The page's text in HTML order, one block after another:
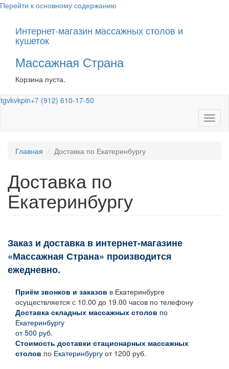
Перейти к основному содержанию
Интернет-магазин массажных столов и
кушеток
Массажная Страна
Корзина пуста.
tgvkvkpin+7 (912) 610-17-50
Главная Доставка по Екатеринбургу
Доставка по
Екатеринбургу
Заказ и доставка в интернет-магазине
«Массажная Страна» производится
ежедневно.
Приём звонков и заказов в Екатеринбурге
осуществляется с 10.00 до 19.00 часов по телефону
Доставка складных массажных столов по
Екатеринбургу
от 500 руб.
Стоимость доставки стационарных массажных
столов по Екатеринбургу от 1200 руб.